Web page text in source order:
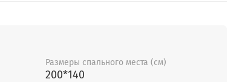
Размеры спального места (см)
200*140